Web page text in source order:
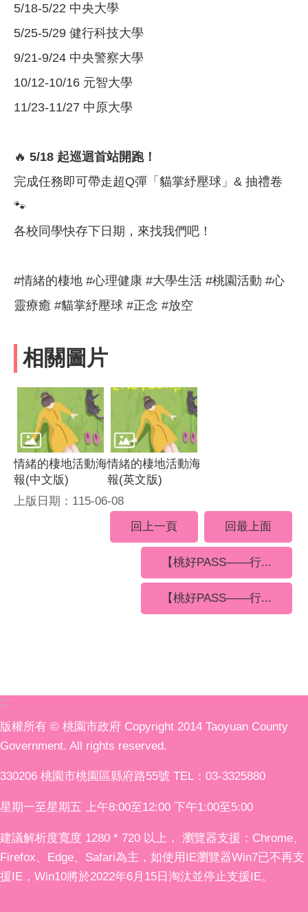
5/18-5/22 中央大學
5/25-5/29 健行科技大學
9/21-9/24 中央警察大學
10/12-10/16 元智大學
11/23-11/27 中原大學
🔥 5/18 起巡迴首站開跑！
完成任務即可帶走超Q彈「貓掌紓壓球」& 抽禮卷
🐾
各校同學快存下日期，來找我們吧！
#情緒的棲地 #心理健康 #大學生活 #桃園活動 #心
靈療癒 #貓掌紓壓球 #正念 #放空
相關圖片
情緒的棲地活動海
報(中文版)
情緒的棲地活動海
報(英文版)
上版日期：115-06-08
回上一頁
回最上面
【桃好PASS——行...
【桃好PASS——行...
:::
版權所有 © 桃園市政府 Copyright 2014 Taoyuan County
Government. All rights reserved.
330206 桃園市桃園區縣府路55號 TEL：03-3325880
星期一至星期五 上午8:00至12:00 下午1:00至5:00
建議解析度寬度 1280 * 720 以上， 瀏覽器支援：Chrome、
Firefox、Edge、Safari為主，如使用IE瀏覽器Win7已不再支
援IE，Win10將於2022年6月15日淘汰並停止支援IE。